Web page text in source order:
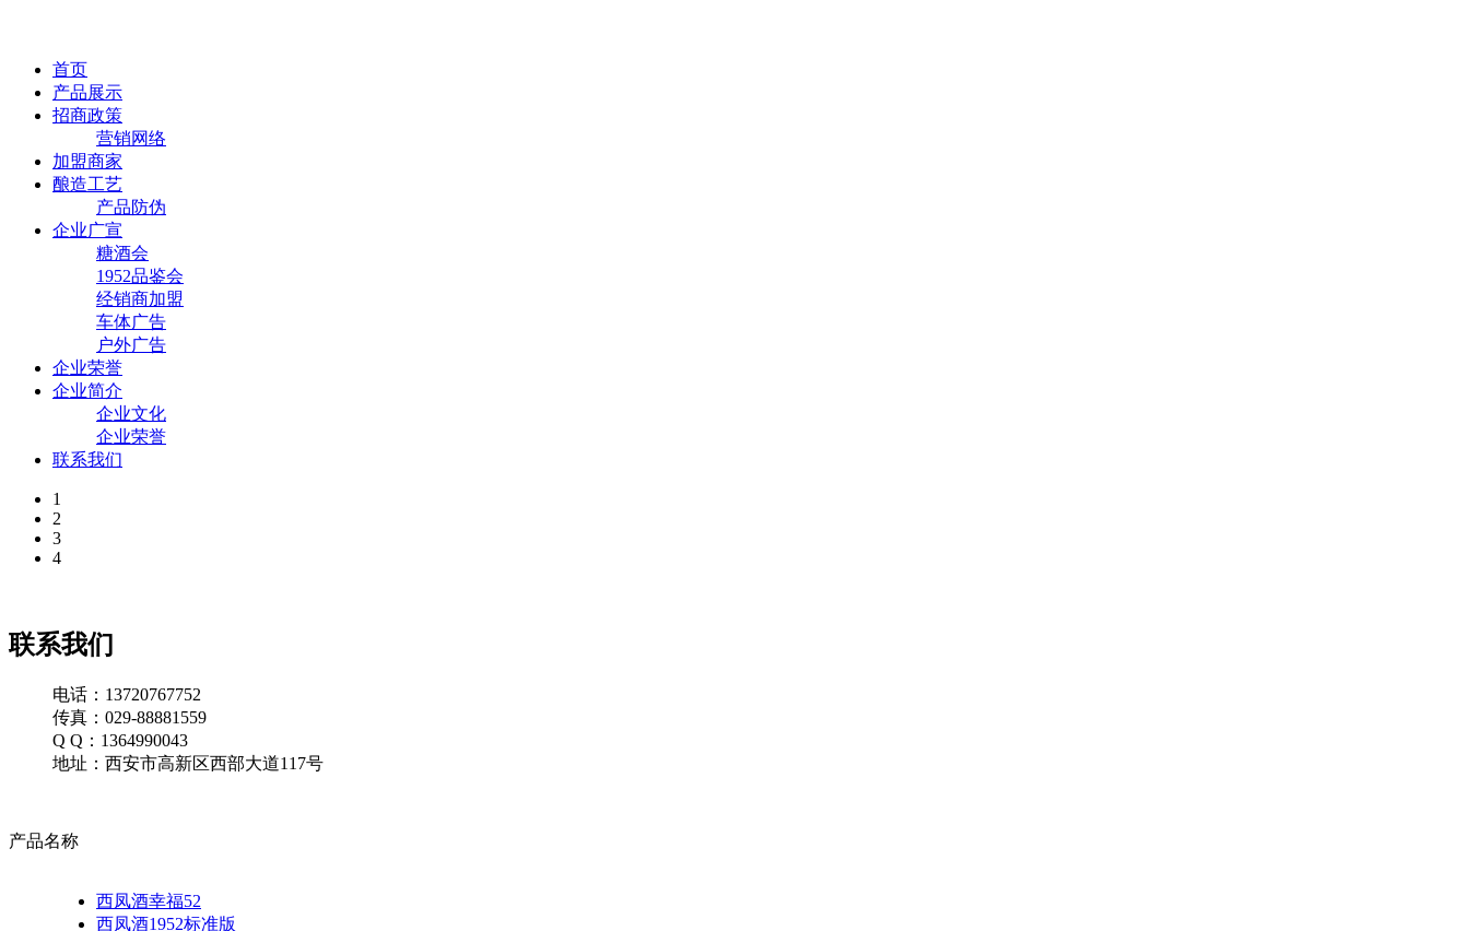
首页
产品展示
招商政策
营销网络
加盟商家
酿造工艺
产品防伪
企业广宣
糖酒会
1952品鉴会
经销商加盟
车体广告
户外广告
企业荣誉
企业简介
企业文化
企业荣誉
联系我们
1
2
3
4
联系我们
电话：13720767752
传真：029-88881559
Q Q：1364990043
地址：西安市高新区西部大道117号
产品名称
西凤酒幸福52
西凤酒1952标准版